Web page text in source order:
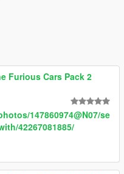
Furious Cars Pack 2
147860974@N07/se
42267081885/